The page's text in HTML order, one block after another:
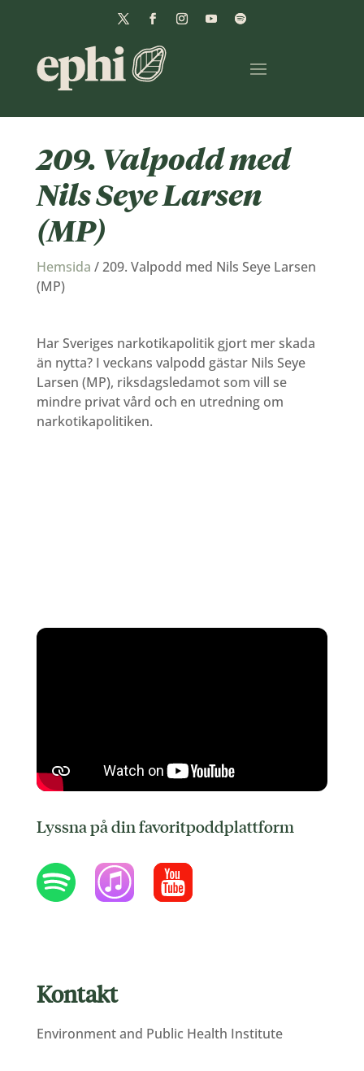
209. Valpodd med
Nils Seye Larsen
(MP)
Hemsida /209. Valpodd med Nils Seye Larsen
(MP)
Har Sveriges narkotikapolitik gjort mer skada
än nytta? I veckans valpodd gästar Nils Seye
Larsen (MP), riksdagsledamot som vill se
mindre privat vård och en utredning om
narkotikapolitiken.
Lyssna på din favoritpoddplattform
Kontakt
Environment and Public Health Institute